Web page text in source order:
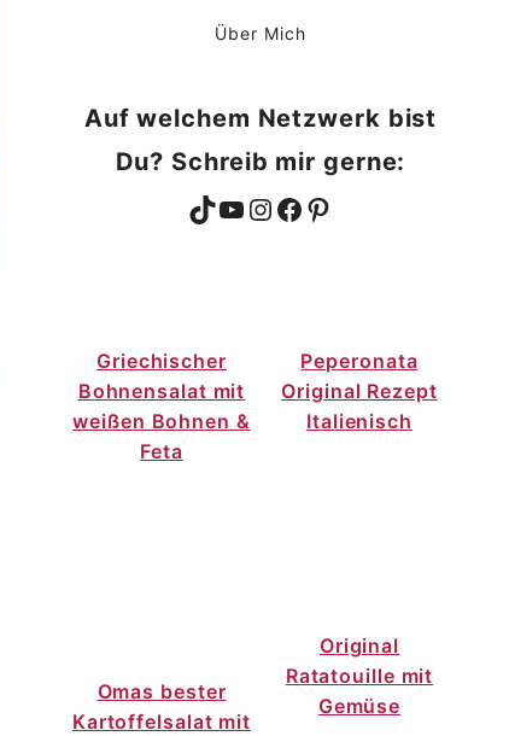
Über Mich
Auf welchem Netzwerk bist
Du? Schreib mir gerne:
TikTok
YouTube
Instagram
Facebook
Pinterest
Griechischer
Bohnensalat mit
weißen Bohnen &
Feta
Peperonata
Original Rezept
Italienisch
Omas bester
Kartoffelsalat mit
Original
Ratatouille mit
Gemüse